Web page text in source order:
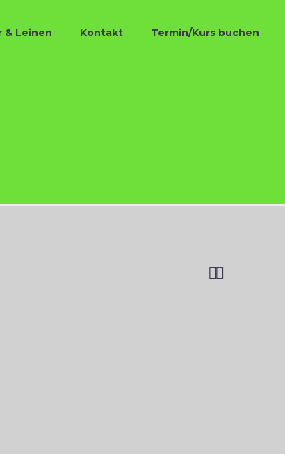
& Leinen Kontakt Termin/Kurs buchen
